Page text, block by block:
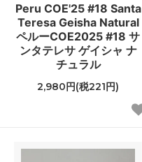
Peru COE'25 #18 Santa
Teresa Geisha Natural
ペルーCOE2025 #18 サ
ンタテレサ ゲイシャ ナ
チュラル
2,980円(税221円)